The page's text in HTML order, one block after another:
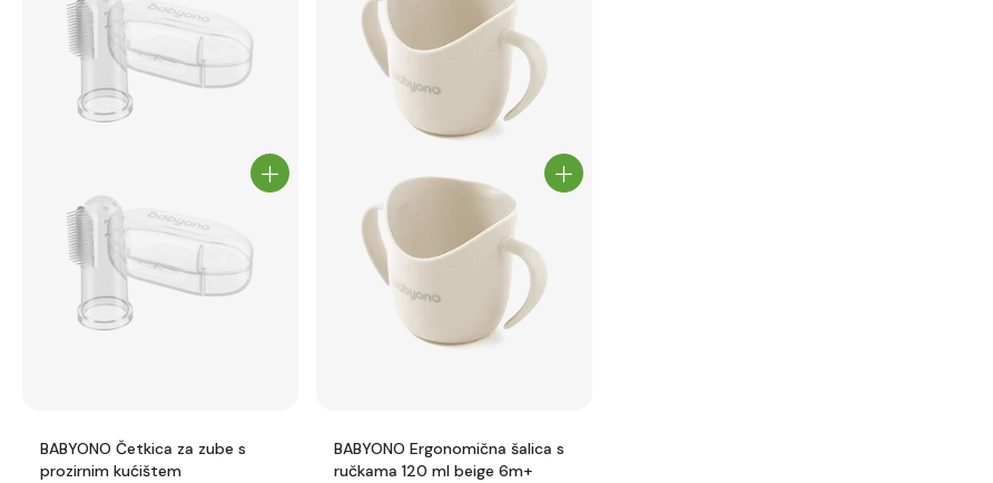
BABYONO Četkica za zube s
prozirnim kućištem
BABYONO Ergonomična šalica s
ručkama 120 ml beige 6m+